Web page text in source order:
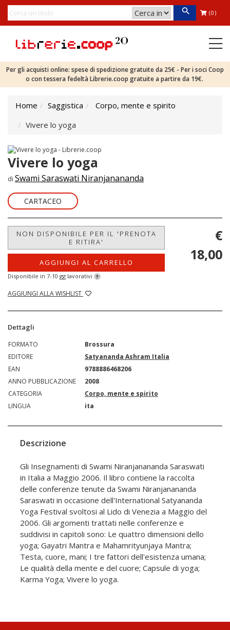
(0)
Per gli acquisti online: spese di spedizione gratuite da 25€ - Per i soci Coop
o con tessera fedeltà Librerie.coop gratuite a partire da 19€.
Home Saggistica
Corpo, mente e spirito
Vivere lo yoga
Vivere lo yoga
di Swami Saraswati Niranjanananda
CARTACEO
NON DISPONIBILE PER IL 'PRENOTA
E RITIRA'
AGGIUNGI AL CARRELLO
Disponibile in 7-10 gg lavorativi ?
AGGIUNGI ALLA WISHLIST
€
18,00
Dettagli
FORMATO
Brossura
EDITORE
Satyananda Ashram Italia
EAN
9788886468206
ANNO PUBBLICAZIONE
2008
CATEGORIA
Corpo, mente e spirito
LINGUA
ita
Descrizione
Gli Insegnamenti di Swami Niranjanananda Saraswati
in Italia a Maggio 2006. Il libro contiene la raccolta
delle conferenze tenute da Swami Niranjanananda
Saraswati in occasione dell'International Satyananda
Yoga Festival svoltosi al Lido di Venezia a Maggio del
2006. Gli argomenti trattati nelle conferenze e
suddivisi in capitoli sono: Le quattro dimensioni dello
yoga; Gayatri Mantra e Mahamrityunjaya Mantra;
Testa, cuore, mani; I tre fattori dell'esistenza umana;
Le qualità della mente e del cuore; Capsule di yoga;
Karma Yoga; Vivere lo yoga.